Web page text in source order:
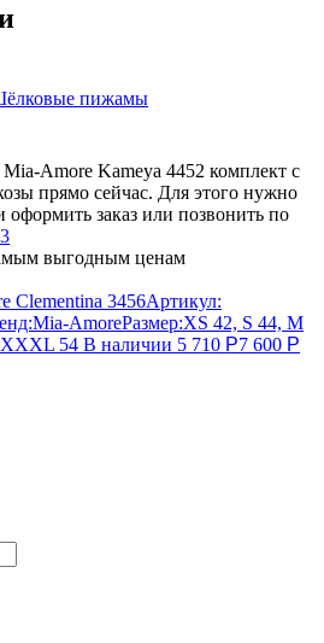
пижамы
Amore Kameya 4452 комплект с
прямо сейчас. Для этого нужно
оформить заказ или позвонить по
выгодным ценам
Clementina 3456Артикул:
Mia-AmoreРазмер:XS 42, S 44, M
54 В наличии 5 710 Р7 600 Р